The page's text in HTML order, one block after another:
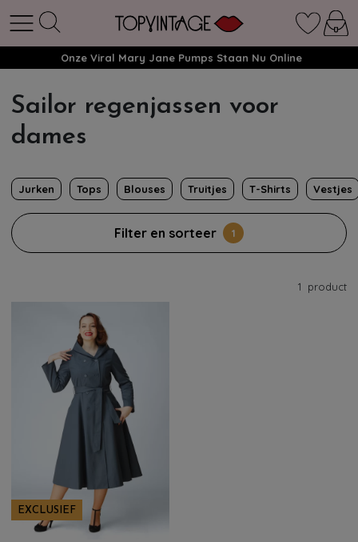
Onze Viral Mary Jane Pumps Staan Nu Online
Sailor regenjassen voor
dames
Jurken Tops Blouses Truitjes T-Shirts Vestjes
Filter en sorteer 1
1 product
EXCLUSIEF